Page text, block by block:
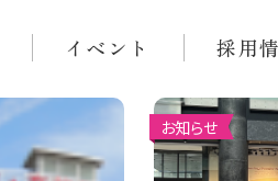
イベント 採用
お知らせ